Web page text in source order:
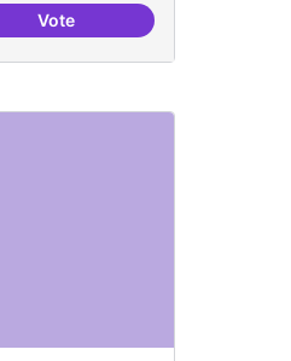
VoteTrobades democràtiques